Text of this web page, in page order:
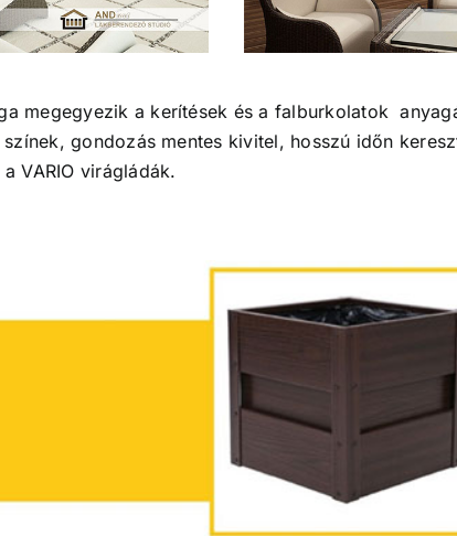
megegyezik a kerítések és a falburkolatok
gondozás mentes kivitel, hosszú időn
VARIO virágládák.